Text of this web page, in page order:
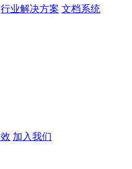
行业解决方案 文档系统
加入我们